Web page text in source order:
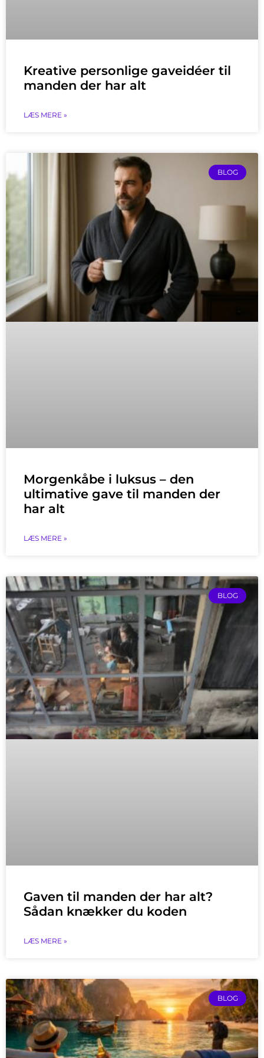
Kreative personlige gaveidéer til
manden der har alt
LÆS MERE »
BLOG
Morgenkåbe i luksus – den
ultimative gave til manden der
har alt
LÆS MERE »
BLOG
Gaven til manden der har alt?
Sådan knækker du koden
LÆS MERE »
BLOG